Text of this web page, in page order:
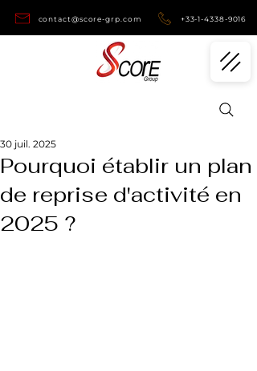
contact@score-grp.com +33-1-4338-9016
Pourquoi établir un plan
de reprise d'activité en
2025 ?
30 juil. 2025